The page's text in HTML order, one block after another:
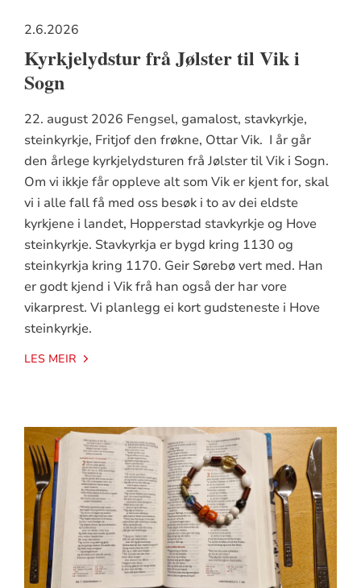
2.6.2026
Kyrkjelydstur frå Jølster til Vik i
Sogn
22. august 2026 Fengsel, gamalost, stavkyrkje,
steinkyrkje, Fritjof den frøkne, Ottar Vik. I år går
den årlege kyrkjelydsturen frå Jølster til Vik i Sogn.
Om vi ikkje får oppleve alt som Vik er kjent for, skal
vi i alle fall få med oss besøk i to av dei eldste
kyrkjene i landet, Hopperstad stavkyrkje og Hove
steinkyrkje. Stavkyrkja er bygd kring 1130 og
steinkyrkja kring 1170. Geir Sørebø vert med. Han
er godt kjend i Vik frå han også der har vore
vikarprest. Vi planlegg ei kort gudsteneste i Hove
steinkyrkje.
LES MEIR